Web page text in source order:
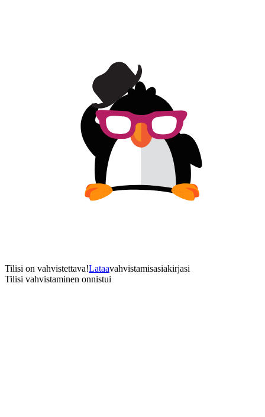
Tilisi on vahvistettava!Lataavahvistamisasiakirjasi
Tilisi vahvistaminen onnistui